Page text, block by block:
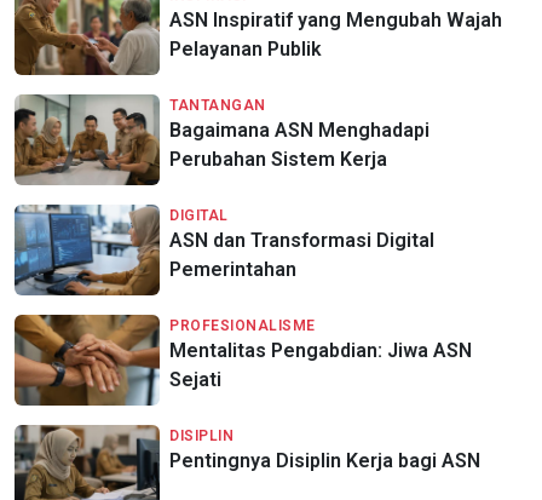
ASN Inspiratif yang Mengubah Wajah
Pelayanan Publik
TANTANGAN
Bagaimana ASN Menghadapi
Perubahan Sistem Kerja
DIGITAL
ASN dan Transformasi Digital
Pemerintahan
PROFESIONALISME
Mentalitas Pengabdian: Jiwa ASN
Sejati
DISIPLIN
Pentingnya Disiplin Kerja bagi ASN